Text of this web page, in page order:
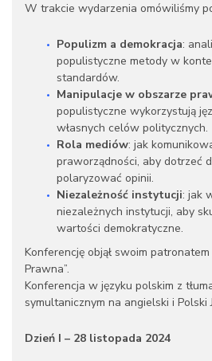
W trakcie wydarzenia omówiliśmy
Populizm a demokracja:
populistyczne metody w
standardów.
Manipulacje w obszarze
populistyczne wykorzystują
własnych celów politycznych.
Rola mediów: jak
praworządności, aby dotrzeć
polaryzować opinii.
Niezależność instytucji: jak
niezależnych instytucji, aby
wartości demokratyczne.
Konferencję objął swoim
Prawna”.
Konferencja w języku polskim z
symultanicznym na angielski i Polski
Dzień I – 28 listopada 2024